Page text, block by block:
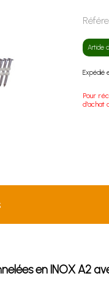
Article
Expédié
Pour
d'achat
en INOX A2